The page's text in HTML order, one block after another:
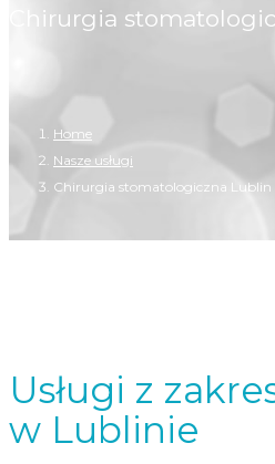
Chirurgia
Home
Nasze usługi
Chirurgia stomatologiczna Lublin
Usługi z
w Lublinie